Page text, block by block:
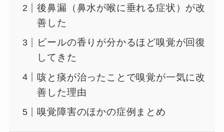
後鼻漏（鼻水が喉に垂れる症状）が改
善した
ビールの香りが分かるほど嗅覚が回復
してきた
咳と痰が治ったことで嗅覚が一気に改
善した理由
嗅覚障害のほかの症例まとめ